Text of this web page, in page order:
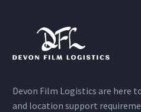
Devon Film Logistics are here
and location support